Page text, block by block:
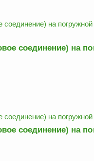
соединение) на
соединение) на